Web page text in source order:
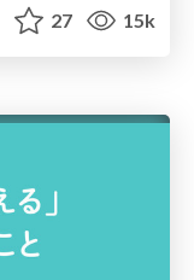
27 15k